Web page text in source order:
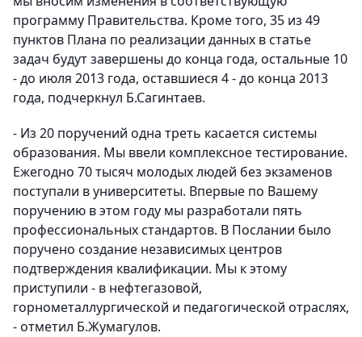
программу Правительства. Кроме того, 35 из 49
пунктов Плана по реализации данных в статье
задач будут завершены до конца года, остальные 10
- до июля 2013 года, оставшиеся 4 - до конца 2013
года, подчеркнул Б.Сагинтаев.
- Из 20 поручений одна треть касается системы
образования. Мы ввели комплексное тестирование.
Ежегодно 70 тысяч молодых людей без экзаменов
поступали в университеты. Впервые по Вашему
поручению в этом году мы разработали пять
профессиональных стандартов. В Послании было
поручено создание независимых центров
подтверждения квалификации. Мы к этому
приступили - в нефтегазовой,
горнометаллургической и педагогической отраслях,
- отметил Б.Жумагулов.